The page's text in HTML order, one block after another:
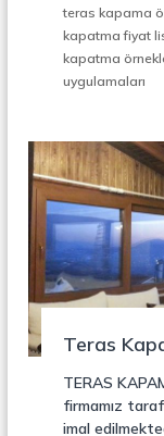
teras kapama
kapatma fiyat
kapatma
uygulamaları
Teras
TERAS
firmamız
imal